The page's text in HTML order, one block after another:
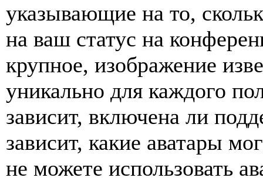
указывающие на то,
на ваш статус на
крупное, изображение
уникально для каждого
зависит, включена ли
зависит, какие аватары
не можете использовать